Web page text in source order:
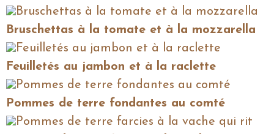
Bruschettas à la tomate et à la mozzarella
Feuilletés au jambon et à la raclette
Pommes de terre fondantes au comté